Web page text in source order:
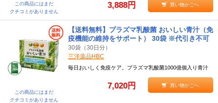
この商品にはまだ
クチコミがありません
3,888円 買い物かごへ
この商品にはまだ
クチコミがありません
【送料無料】プラズマ乳酸菌 おいしい青汁（免
疫機能の維持をサポート） 30袋 ※代引き不可
30袋（30日分）
三洋薬品HBC
毎日おいしく免疫ケア。プラズマ乳酸菌1000億個入り青汁
7,020円 買い物かごへ